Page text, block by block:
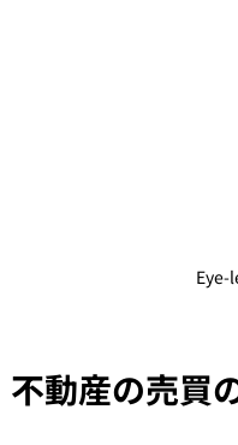
Eye-
不動産の売買